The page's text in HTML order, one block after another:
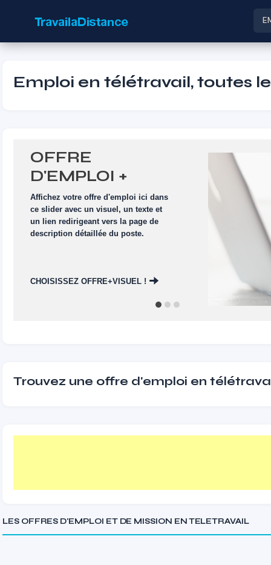
Emploi en télétravail, toutes
OFFRE
D'EMPLOI +
VISUEL
Affichez votre offre d'emploi ici dans
ce slider avec un visuel, un texte et
un lien redirigeant vers la page de
description détaillée du poste.
CHOISISSEZ OFFRE+VISUEL !
Trouvez une offre d'emploi en
LES OFFRES D'EMPLOI ET DE MISSION EN TELETRAVAIL